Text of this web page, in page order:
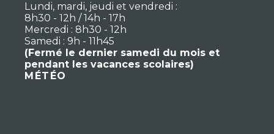
Lundi, mardi, jeudi et vendredi :
8h30 - 12h / 14h - 17h
Mercredi : 8h30 - 12h
Samedi : 9h - 11h45
(Fermé le dernier samedi du mois et
pendant les vacances scolaires)
MÉTÉO